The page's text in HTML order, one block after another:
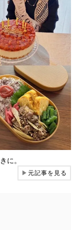
に。
▶元記事を見る